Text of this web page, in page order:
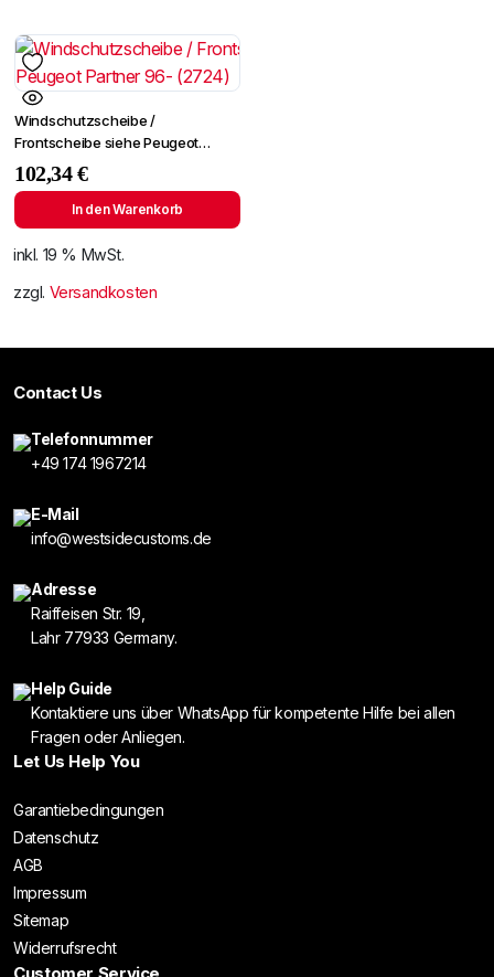
Windschutzscheibe /
Frontscheibe siehe Peugeot
Partner 96- (2724)
102,34€
In den Warenkorb
inkl. 19 % MwSt.
zzgl. Versandkosten
Contact Us
Telefonnummer
+49 174 1967214
E-Mail
info@westsidecustoms.de
Adresse
Raiffeisen Str. 19,
Lahr 77933 Germany.
Help Guide
Kontaktiere uns über WhatsApp für kompetente Hilfe bei allen
Fragen oder Anliegen.
Let Us Help You
Garantiebedingungen
Datenschutz
AGB
Impressum
Sitemap
Widerrufsrecht